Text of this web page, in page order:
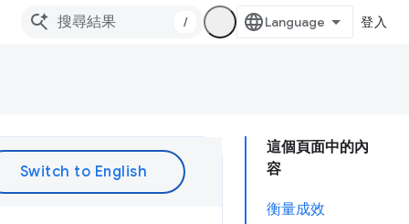
/ 登入
這個頁面中的內
容
衡量成效